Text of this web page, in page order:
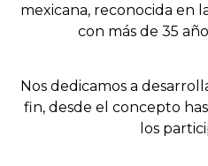
mexicana, reconocida en
con más de 35
Nos dedicamos a
fin, desde el concepto
los